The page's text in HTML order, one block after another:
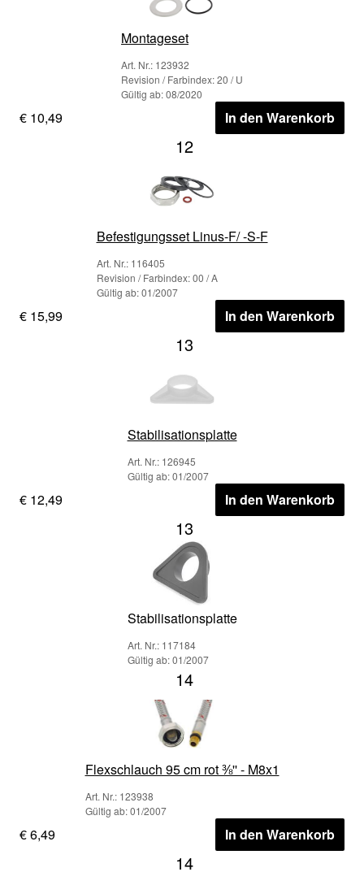
Montageset
Art. Nr.: 123932
Revision / Farbindex: 20 / U
Gültig ab: 08/2020
€ 10,49 In den Warenkorb
12
Befestigungsset Linus-F/ -S-F
Art. Nr.: 116405
Revision / Farbindex: 00 / A
Gültig ab: 01/2007
€ 15,99 In den Warenkorb
13
Stabilisationsplatte
Art. Nr.: 126945
Gültig ab: 01/2007
€ 12,49 In den Warenkorb
13
Stabilisationsplatte
Art. Nr.: 117184
Gültig ab: 01/2007
14
Flexschlauch 95 cm rot ⅜'' - M8x1
Art. Nr.: 123938
Gültig ab: 01/2007
€ 6,49 In den Warenkorb
14